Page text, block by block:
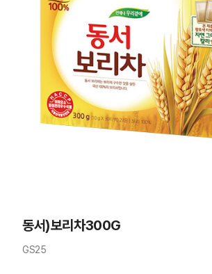
동서)보리차300G
GS25